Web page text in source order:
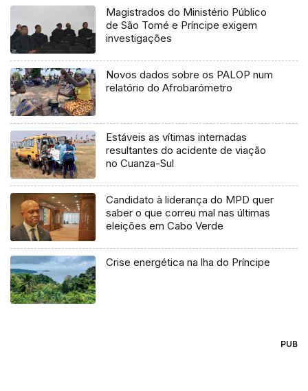
Magistrados do Ministério Público
de São Tomé e Príncipe exigem
investigações
Novos dados sobre os PALOP num
relatório do Afrobarómetro
Estáveis as vítimas internadas
resultantes do acidente de viação
no Cuanza-Sul
Candidato à liderança do MPD quer
saber o que correu mal nas últimas
eleições em Cabo Verde
Crise energética na lha do Príncipe
PUB